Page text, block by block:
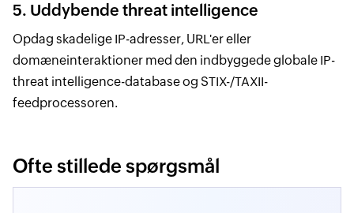
5. Uddybende threat intelligence
Opdag skadelige IP-adresser, URL'er eller
domæneinteraktioner med den indbyggede globale IP-
threat intelligence-database og STIX-/TAXII-
feedprocessoren.
Ofte stillede spørgsmål